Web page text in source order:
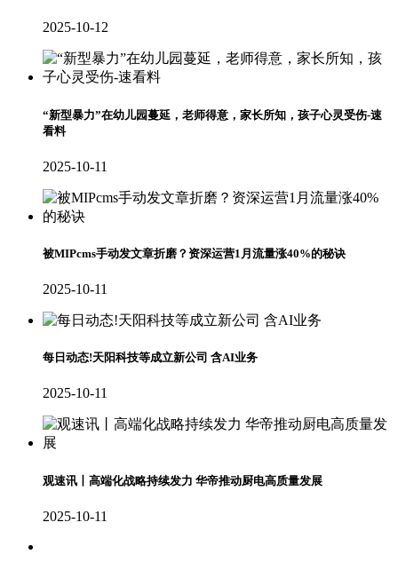
2025-10-12
“新型暴力”在幼儿园蔓延，老师得意，家长所知，孩子心灵受伤-速
看料
2025-10-11
被MIPcms手动发文章折磨？资深运营1月流量涨40%的秘诀
2025-10-11
每日动态!天阳科技等成立新公司 含AI业务
2025-10-11
观速讯丨高端化战略持续发力 华帝推动厨电高质量发展
2025-10-11